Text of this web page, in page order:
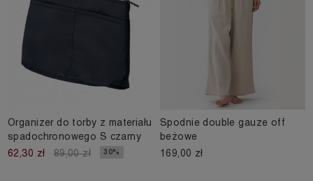
Organizer do torby z materiału
spadochronowego S czarny
62,30 zł
89,00 zł 30%
Spodnie double gauze off
beżowe
169,00 zł